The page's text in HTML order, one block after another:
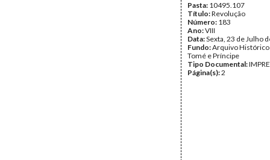
Pasta: 10495.107
Título:Revolução
Número: 183
Ano:VIII
Data:Sexta, 23 de Julho
Fundo:Arquivo Histórico
Tomé e Príncipe
Tipo Documental:
Página(s):2